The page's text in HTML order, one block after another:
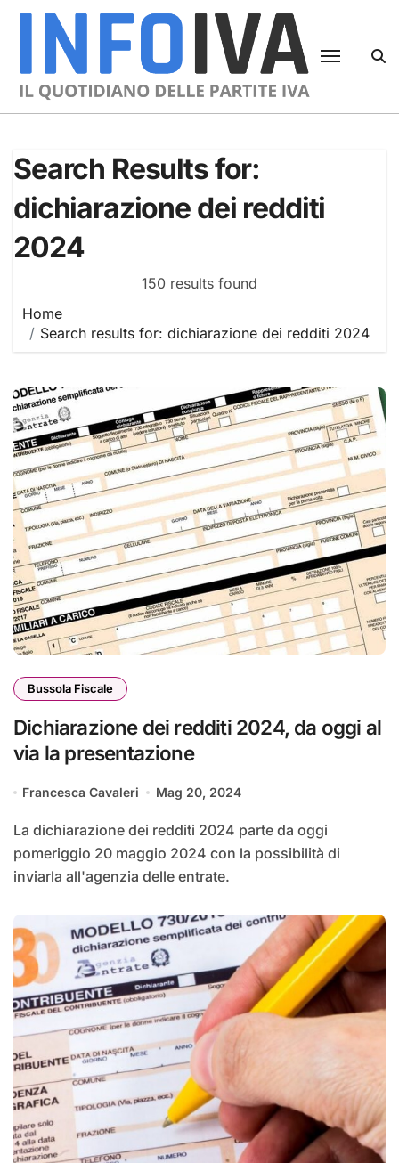
Skip
Search Results for:
dichiarazione dei redditi
2024
150 results found
Home
Search results for: dichiarazione dei redditi 2024
Bussola Fiscale
Dichiarazione dei redditi 2024, da oggi al
via la presentazione
Francesca Cavaleri Mag 20, 2024
La dichiarazione dei redditi 2024 parte da oggi
pomeriggio 20 maggio 2024 con la possibilità di
inviarla all'agenzia delle entrate.